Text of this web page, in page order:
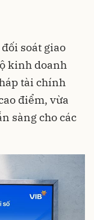
soát giao
kinh doanh
tài chính
điểm, vừa
sàng cho các